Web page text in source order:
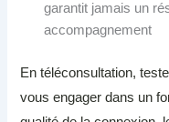
garantit jamais un
accompagnement
En téléconsultation,
vous engager dans un